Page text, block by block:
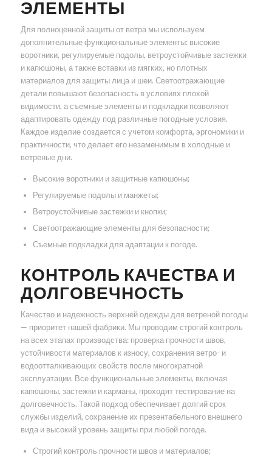
ЭЛЕМЕНТЫ
Для полноценной защиты от ветра мы используем
дополнительные функциональные элементы: высокие
воротники, регулируемые подолы, ветроустойчивые застежки
и капюшоны, а также вставки из мягких, но плотных
материалов для защиты лица и шеи. Светоотражающие
детали повышают безопасность в условиях плохой
видимости, а съемные элементы и подкладки позволяют
адаптировать одежду под различные погодные условия.
Каждое изделие создается с учетом комфорта, эргономики и
практичности, что делает его незаменимым в холодные и
ветреные дни.
Высокие воротники и защитные капюшоны;
Регулируемые подолы и манжеты;
Ветроустойчивые застежки и кнопки;
Светоотражающие элементы для безопасности;
Съемные подкладки для адаптации к погоде.
КОНТРОЛЬ КАЧЕСТВА И
ДОЛГОВЕЧНОСТЬ
Качество и надежность верхней одежды для ветреной погоды
— приоритет нашей фабрики. Мы проводим строгий контроль
на всех этапах производства: проверка прочности швов,
устойчивости материалов к износу, сохранения ветро- и
водоотталкивающих свойств после многократной
эксплуатации. Все функциональные элементы, включая
капюшоны, застежки и карманы, проходят тестирование на
долговечность. Такой подход обеспечивает долгий срок
службы изделий, сохранение их презентабельного внешнего
вида и высокий уровень защиты при любой погоде.
Строгий контроль прочности швов и материалов;